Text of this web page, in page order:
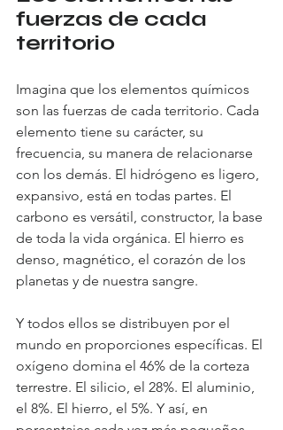
fuerzas de cada
territorio
Imagina que los elementos químicos
son las fuerzas de cada territorio. Cada
elemento tiene su carácter, su
frecuencia, su manera de relacionarse
con los demás. El hidrógeno es ligero,
expansivo, está en todas partes. El
carbono es versátil, constructor, la base
de toda la vida orgánica. El hierro es
denso, magnético, el corazón de los
planetas y de nuestra sangre.
Y todos ellos se distribuyen por el
mundo en proporciones específicas. El
oxígeno domina el 46% de la corteza
terrestre. El silicio, el 28%. El aluminio,
el 8%. El hierro, el 5%. Y así, en